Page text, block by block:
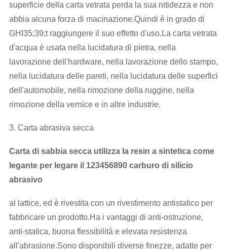
superficie della carta vetrata perda la sua nitidezza e non
abbia alcuna forza di macinazione.Quindi è in grado di
GHI35;39;t raggiungere il suo effetto d'uso.La carta vetrata
d'acqua è usata nella lucidatura di pietra, nella
lavorazione dell'hardware, nella lavorazione dello stampo,
nella lucidatura delle pareti, nella lucidatura delle superfici
dell'automobile, nella rimozione della ruggine, nella
rimozione della vernice e in altre industrie.
3. Carta abrasiva secca
Carta di sabbia secca utilizza la resin a sintetica come
legante per legare il 123456890 carburo di silicio
abrasivo
al lattice, ed è rivestita con un rivestimento antistatico per
fabbricare un prodotto.Ha i vantaggi di anti-ostruzione,
anti-statica, buona flessibilità e elevata resistenza
all'abrasione.Sono disponibili diverse finezze, adatte per